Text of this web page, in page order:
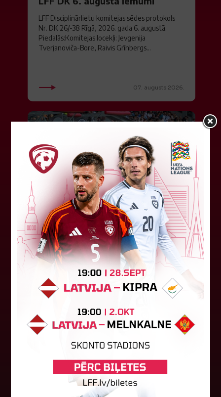
LFF Disciplinārlietu komitejas sēdes protokols
Nr. DK 26/-38 Rīgā, 2026. gada 6. augustā.
Piedalās:Komitejas locekļi: Jevgenija
Tverjanoviča-Bore, Raivis Grīnbergs...
07. augusts 2026.
"Riga FC" iegūst handikapu, RFS
būs jāatspēlējas
Ceturtdienas vakarā savas spēles UEFA
Konferences līgas kvalifikācijas trešajā kārtā
aizvadīja divi Latvijas klubi. FC RFS izbraukumā ar
0:2 zaudēja Čehijas "Jablonec"...